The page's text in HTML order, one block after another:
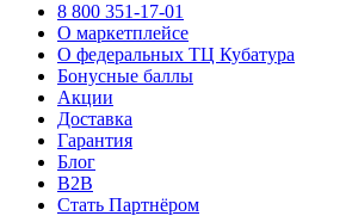
8 800 351-17-01
О маркетплейсе
О федеральных ТЦ Кубатура
Бонусные баллы
Акции
Доставка
Гарантия
Блог
B2B
Стать Партнёром